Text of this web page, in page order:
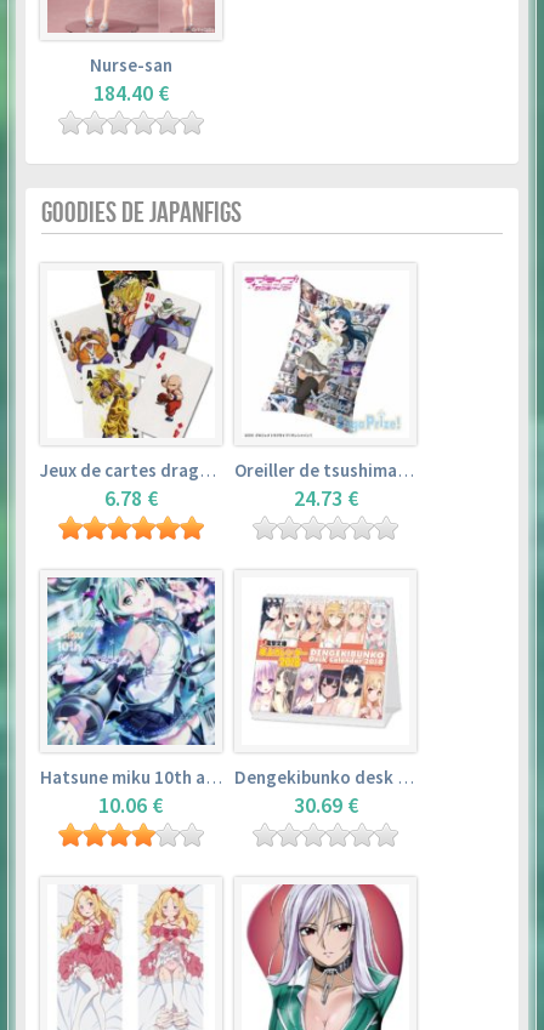
Nurse-san
184.40 €
GOODIES DE JAPANFIGS
Jeux de cartes dragon ball
6.78 €
Oreiller de tsushima yoshiko (35cm×53cm) – love live! sunshine!!
24.73 €
Hatsune miku 10th anniversary book
10.06 €
Dengekibunko desk calendar 2018
30.69 €